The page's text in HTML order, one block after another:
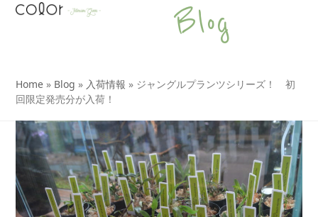
SkipOpen
Close
Blog
Home » Blog » 入荷情報 » ジャングルプランツシリーズ！ 初
回限定発売分が入荷！